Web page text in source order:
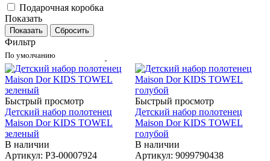
Подарочная коробка
Показать
Сбросить
Фильтр
По умолчанию
Быстрый просмотр
Детский набор полотенец
Maison Dor KIDS TOWEL
зеленый
В наличии
Артикул: РЗ-00007924
Быстрый просмотр
Детский набор полотенец
Maison Dor KIDS TOWEL
голубой
В наличии
Артикул: 9099790438